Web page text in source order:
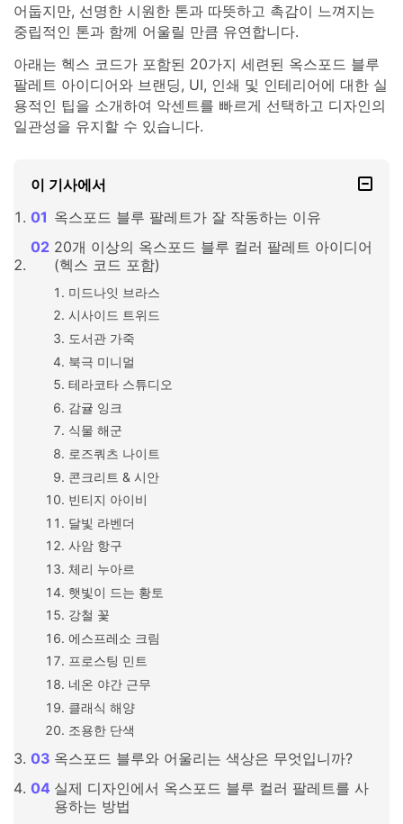
어둡지만, 선명한 시원한 톤과 따뜻하고 촉감이 느껴지는
중립적인 톤과 함께 어울릴 만큼 유연합니다.
아래는 헥스 코드가 포함된 20가지 세련된 옥스포드 블루
팔레트 아이디어와 브랜딩, UI, 인쇄 및 인테리어에 대한 실
용적인 팁을 소개하여 악센트를 빠르게 선택하고 디자인의
일관성을 유지할 수 있습니다.
이 기사에서
옥스포드 블루 팔레트가 잘 작동하는 이유
20개 이상의 옥스포드 블루 컬러 팔레트 아이디어
(헥스 코드 포함)
미드나잇 브라스
시사이드 트위드
도서관 가죽
북극 미니멀
테라코타 스튜디오
감귤 잉크
식물 해군
로즈쿼츠 나이트
콘크리트 & 시안
빈티지 아이비
달빛 라벤더
사암 항구
체리 누아르
햇빛이 드는 황토
강철 꽃
에스프레소 크림
프로스팅 민트
네온 야간 근무
클래식 해양
조용한 단색
옥스포드 블루와 어울리는 색상은 무엇입니까?
실제 디자인에서 옥스포드 블루 컬러 팔레트를 사
용하는 방법